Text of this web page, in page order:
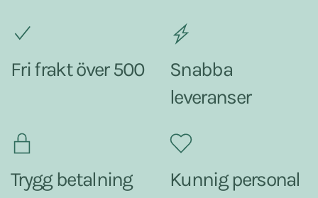
Fri frakt över 500
Snabba
leveranser
Trygg betalning Kunnig personal